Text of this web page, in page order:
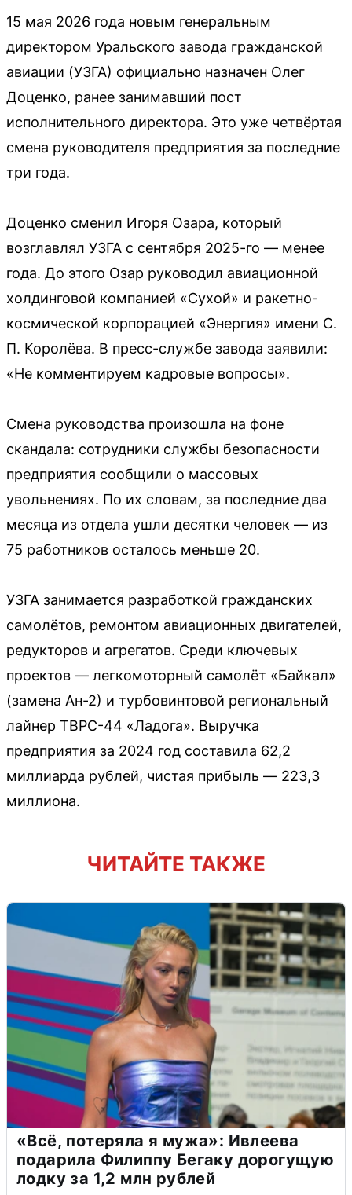
15 мая 2026 года новым генеральным
директором Уральского завода гражданской
авиации (УЗГА) официально назначен Олег
Доценко, ранее занимавший пост
исполнительного директора. Это уже четвёртая
смена руководителя предприятия за последние
три года.
Доценко сменил Игоря Озара, который
возглавлял УЗГА с сентября 2025-го — менее
года. До этого Озар руководил авиационной
холдинговой компанией «Сухой» и ракетно-
космической корпорацией «Энергия» имени С.
П. Королёва. В пресс-службе завода заявили:
«Не комментируем кадровые вопросы».
Смена руководства произошла на фоне
скандала: сотрудники службы безопасности
предприятия сообщили о массовых
увольнениях. По их словам, за последние два
месяца из отдела ушли десятки человек — из
75 работников осталось меньше 20.
УЗГА занимается разработкой гражданских
самолётов, ремонтом авиационных двигателей,
редукторов и агрегатов. Среди ключевых
проектов — легкомоторный самолёт «Байкал»
(замена Ан-2) и турбовинтовой региональный
лайнер ТВРС-44 «Ладога». Выручка
предприятия за 2024 год составила 62,2
миллиарда рублей, чистая прибыль — 223,3
миллиона.
ЧИТАЙТЕ ТАКЖЕ
«Всё, потеряла я мужа»: Ивлеева
подарила Филиппу Бегаку дорогущую
лодку за 1,2 млн рублей